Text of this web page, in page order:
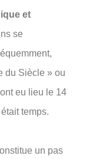
et
se
du Siècle » ou
eu lieu le 14
temps.
un pas